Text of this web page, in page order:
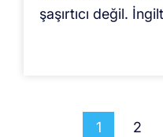
şaşırtıcı değil.
1 2